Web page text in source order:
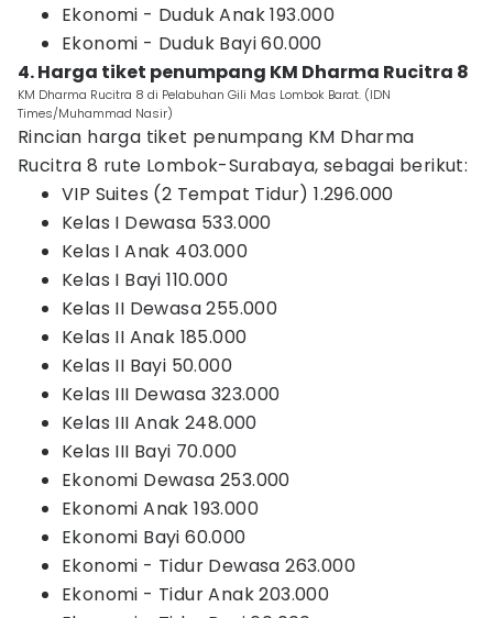
Ekonomi - Duduk Anak 193.000
Ekonomi - Duduk Bayi 60.000
4. Harga tiket penumpang KM Dharma Rucitra 8
KM Dharma Rucitra 8 di Pelabuhan Gili Mas Lombok Barat. (IDN
Times/Muhammad Nasir)
Rincian harga tiket penumpang KM Dharma
Rucitra 8 rute Lombok-Surabaya, sebagai berikut:
VIP Suites (2 Tempat Tidur) 1.296.000
Kelas I Dewasa 533.000
Kelas I Anak 403.000
Kelas I Bayi 110.000
Kelas II Dewasa 255.000
Kelas II Anak 185.000
Kelas II Bayi 50.000
Kelas III Dewasa 323.000
Kelas III Anak 248.000
Kelas III Bayi 70.000
Ekonomi Dewasa 253.000
Ekonomi Anak 193.000
Ekonomi Bayi 60.000
Ekonomi - Tidur Dewasa 263.000
Ekonomi - Tidur Anak 203.000